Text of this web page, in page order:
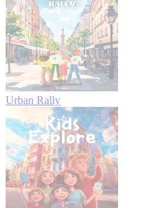
Urban Rally